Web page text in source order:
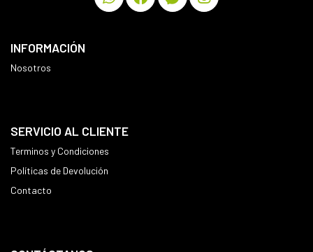
INFORMACIÓN
Nosotros
SERVICIO AL CLIENTE
Terminos y Condiciones
Políticas de Devolución
Contacto